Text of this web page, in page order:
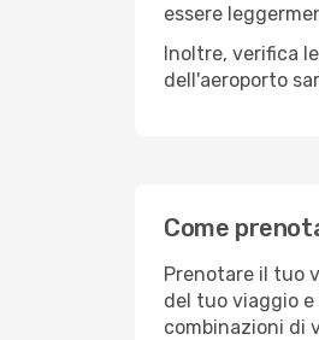
essere
Inoltre, verifica
dell'aeroporto
Come
Prenotare il tuo
del tuo viaggio
combinazioni di